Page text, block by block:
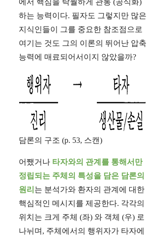
하는 능력이다. 필자도 그렇지만 많은
지식인들이 그를 중요한 참조점으로
여기는 것도 그의 이론의 뛰어난 압축
능력에 매료되어서이지 않았을까?
담론의 구조 (p. 53, 스캔)
어쨌거나 타자와의 관계를 통해서만
정립되는 주체의 특성을 담은 담론의
원리 는 분석가와 환자의 관계에 대한
핵심적인 메시지를 제공한다. 각각의
위치는 크게 주체 (좌) 와 객체 (우) 로
나뉘며, 주체에서의 행위자가 타자에